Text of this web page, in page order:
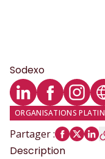
Sodexo
Profil LinkedIn
Profil Profil
ORGANISATIONS
Partager:
Description